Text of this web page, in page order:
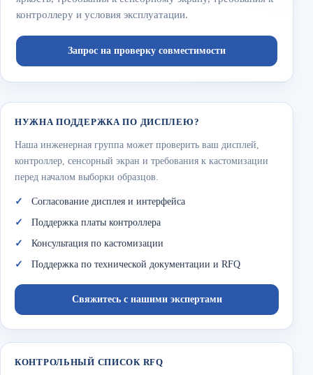
контроллеру и условия эксплуатации.
Запрос на проверку совместимости
НУЖНА ПОДДЕРЖКА ПО ДИСПЛЕЮ?
Наша инженерная группа может проверить ваш дисплей,
контроллер, сенсорный экран и требования к кастомизации
перед началом выборки образцов.
Согласование дисплея и интерфейса
Поддержка платы контроллера
Консультация по кастомизации
Поддержка по технической документации и RFQ
Свяжитесь с нашими экспертами
КОНТРОЛЬНЫЙ СПИСОК RFQ